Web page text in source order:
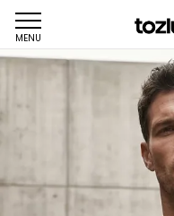
MENU